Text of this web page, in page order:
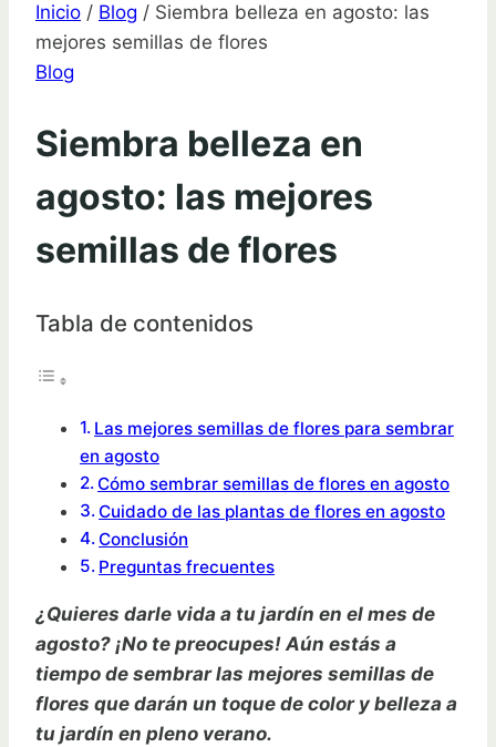
Inicio / Blog / Siembra belleza en agosto: las
mejores semillas de flores
Blog
Siembra belleza en
agosto: las mejores
semillas de flores
Tabla de contenidos
Las mejores semillas de flores para sembrar
en agosto
Cómo sembrar semillas de flores en agosto
Cuidado de las plantas de flores en agosto
Conclusión
Preguntas frecuentes
¿Quieres darle vida a tu jardín en el mes de
agosto? ¡No te preocupes! Aún estás a
tiempo de sembrar las mejores semillas de
flores que darán un toque de color y belleza a
tu jardín en pleno verano.